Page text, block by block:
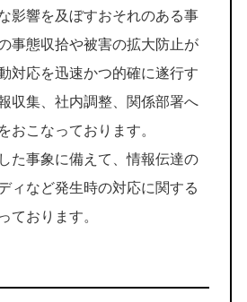
影響を及ぼすおそれのある事
事態収拾や被害の拡大防止が
対応を迅速かつ的確に遂行す
収集、社内調整、関係部署へ
おこなっております。
た事象に備えて、情報伝達の
ィなど発生時の対応に関する
ております。